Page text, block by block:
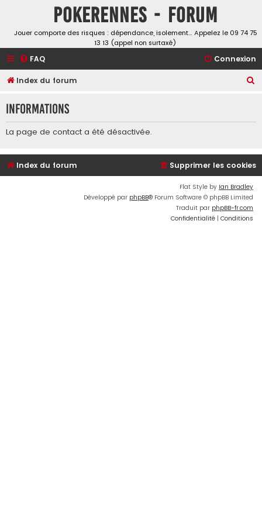
Pokerennes - Forum
Jouer comporte des risques : dépendance, isolement… Appelez le 09 74 75
13 13 (appel non surtaxé)
FAQ Connexion
Index du forum
h
r
Informations
La page de contact a été désactivée.
Index du forum Supprimer les cookies
Flat Style by Ian Bradley
Développé par phpBB® Forum Software © phpBB Limited
Traduit par phpBB-fr.com
Confidentialité | Conditions